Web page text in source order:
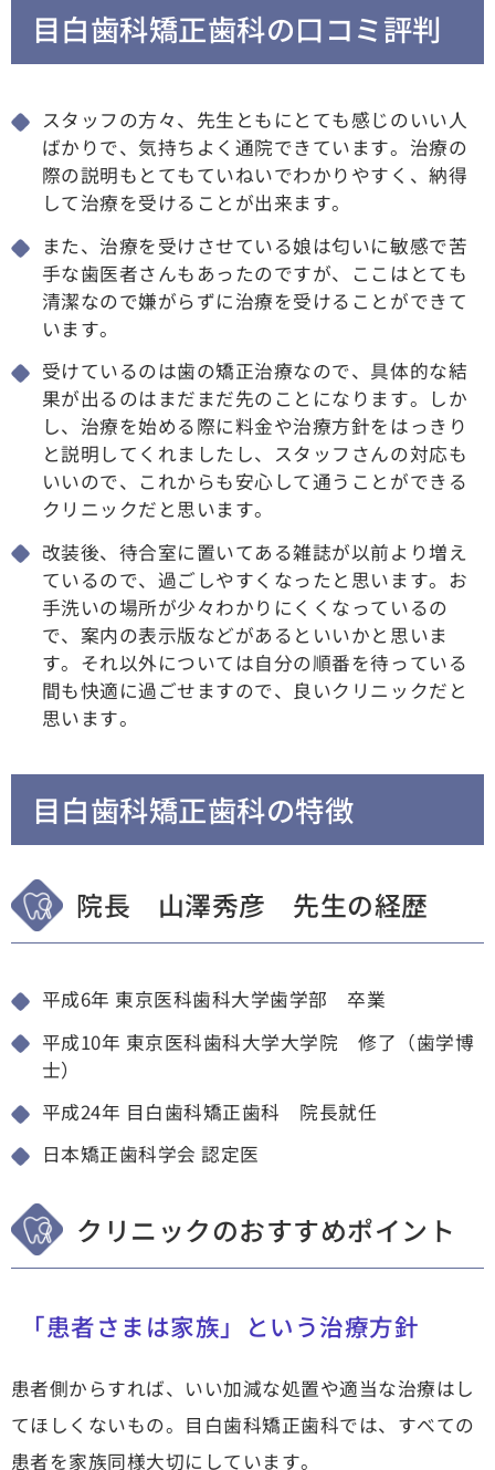
目白歯科矯正歯科の口コミ評判
スタッフの方々、先生ともにとても感じのいい人
ばかりで、気持ちよく通院できています。治療の
際の説明もとてもていねいでわかりやすく、納得
して治療を受けることが出来ます。
また、治療を受けさせている娘は匂いに敏感で苦
手な歯医者さんもあったのですが、ここはとても
清潔なので嫌がらずに治療を受けることができて
います。
受けているのは歯の矯正治療なので、具体的な結
果が出るのはまだまだ先のことになります。しか
し、治療を始める際に料金や治療方針をはっきり
と説明してくれましたし、スタッフさんの対応も
いいので、これからも安心して通うことができる
クリニックだと思います。
改装後、待合室に置いてある雑誌が以前より増え
ているので、過ごしやすくなったと思います。お
手洗いの場所が少々わかりにくくなっているの
で、案内の表示版などがあるといいかと思いま
す。それ以外については自分の順番を待っている
間も快適に過ごせますので、良いクリニックだと
思います。
目白歯科矯正歯科の特徴
院長 山澤秀彦 先生の経歴
平成6年 東京医科歯科大学歯学部 卒業
平成10年 東京医科歯科大学大学院 修了（歯学博
士）
平成24年 目白歯科矯正歯科 院長就任
日本矯正歯科学会 認定医
クリニックのおすすめポイント
「患者さまは家族」という治療方針
患者側からすれば、いい加減な処置や適当な治療はし
てほしくないもの。目白歯科矯正歯科では、すべての
患者を家族同様大切にしています。